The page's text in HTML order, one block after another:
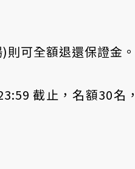
則可全額退還保證金。
截止，名額30名